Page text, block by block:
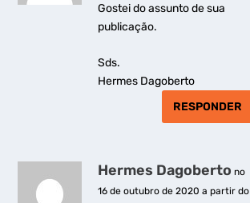
Gostei do assunto de sua
publicação.
Sds.
Hermes Dagoberto
RESPONDER
Hermes Dagoberto no
16 de outubro de 2020 a partir do